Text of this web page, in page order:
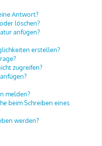
Antwort?
löschen?
anfügen?
erstellen?
zugreifen?
melden?
beim Schreiben eines
werden?